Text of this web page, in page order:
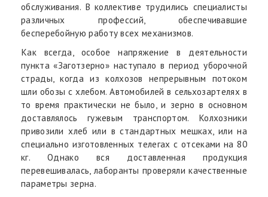
обслуживания. В коллективе трудились специалисты
различных профессий, обеспечивавшие
бесперебойную работу всех механизмов.
Как всегда, особое напряжение в деятельности
пункта «Заготзерно» наступало в период уборочной
страды, когда из колхозов непрерывным потоком
шли обозы с хлебом. Автомобилей в сельхозартелях в
то время практически не было, и зерно в основном
доставлялось гужевым транспортом. Колхозники
привозили хлеб или в стандартных мешках, или на
специально изготовленных телегах с отсеками на 80
кг. Однако вся доставленная продукция
перевешивалась, лаборанты проверяли качественные
параметры зерна.